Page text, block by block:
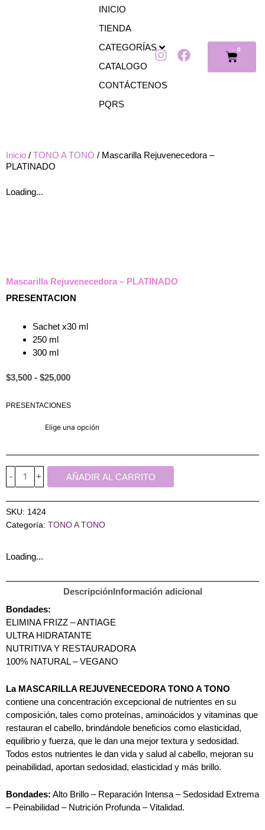
INICIO
TIENDA
CATEGORÍAS
CATALOGO
CONTÁCTENOS
PQRS
I
s
t
m
F
0
Cart
Inicio / TONO A TONO / Mascarilla Rejuvenecedora –
PLATINADO
Loading...
Mascarilla Rejuvenecedora – PLATINADO
PRESENTACION
Sachet x30 ml
250 ml
300 ml
$3,500 - $25,000Rango
desde
hasta
PRESENTACIONES
-
Mascarilla
cantidad
+ AÑADIR AL CARRITO
SKU: 1424
Categoría: TONO A TONO
Loading...
DescripciónInformación adicional
Bondades:
ELIMINA FRIZZ – ANTIAGE
ULTRA HIDRATANTE
NUTRITIVA Y RESTAURADORA
100% NATURAL – VEGANO
La MASCARILLA REJUVENECEDORA TONO A TONO
contiene una concentración excepcional de nutrientes en su
composición, tales como proteínas, aminoácidos y vitaminas que
restauran el cabello, brindándole beneficios como elasticidad,
equilibrio y fuerza, que le dan una mejor textura y sedosidad.
Todos estos nutrientes le dan vida y salud al cabello, mejoran su
peinabilidad, aportan sedosidad, elasticidad y más brillo.
Bondades: Alto Brillo – Reparación Intensa – Sedosidad Extrema
– Peinabilidad – Nutrición Profunda – Vitalidad.